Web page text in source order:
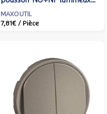
Céliane - Titanium -
LEGRAND - CT3001
MAXOUTIL
7,81€ / Pièce